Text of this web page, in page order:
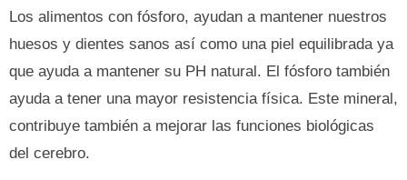
Los alimentos con fósforo, ayudan a mantener nuestros
huesos y dientes sanos así como una piel equilibrada ya
que ayuda a mantener su PH natural. El fósforo también
ayuda a tener una mayor resistencia física. Este mineral,
contribuye también a mejorar las funciones biológicas
del cerebro.